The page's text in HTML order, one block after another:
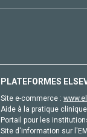
PLATEFORMES
Site e-commerce :
Aide à la pratique
Portail pour les
Site d'information sur